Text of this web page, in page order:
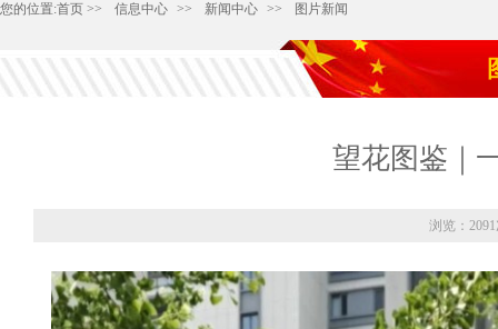
您的位置:首页 >> 信息中心 >> 新闻中心 >> 图片新闻
望花图鉴｜
浏览：